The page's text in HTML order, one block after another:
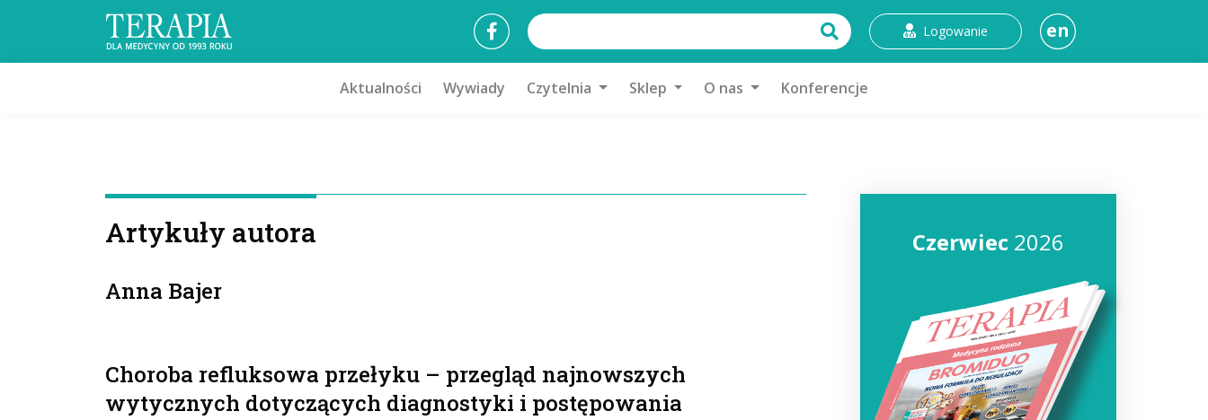
Logowanie en
Aktualności Wywiady Czytelnia Sklep O nas Konferencje
Artykuły autora
Anna Bajer
Choroba refluksowa przełyku – przegląd najnowszych
wytycznych dotyczących diagnostyki i postępowania
Czerwiec 2026